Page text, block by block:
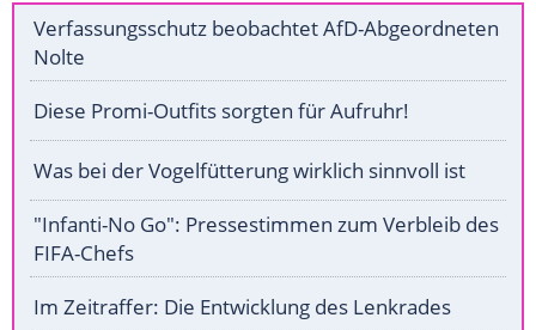
Verfassungsschutz beobachtet AfD-Abgeordneten
Nolte
Diese Promi-Outfits sorgten für Aufruhr!
Was bei der Vogelfütterung wirklich sinnvoll ist
"Infanti-No Go": Pressestimmen zum Verbleib des
FIFA-Chefs
Im Zeitraffer: Die Entwicklung des Lenkrades